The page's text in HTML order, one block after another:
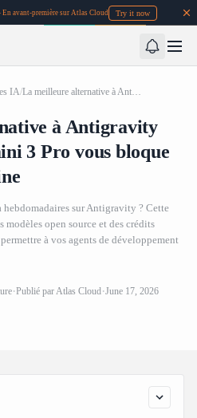
avant-première sur Atlas Cloud Try it now
IA/ La meilleure alternative à Antigravity Quota quand Gemini 3 Pro vous bloque pendant une semaine
à Antigravity
3 Pro vous bloque
sur Antigravity ? Cette
open source et des crédits
à vos agents de développement
Publié parAtlas Cloud June 17, 2026
à Antigravity Quota quand
pendant une semaine